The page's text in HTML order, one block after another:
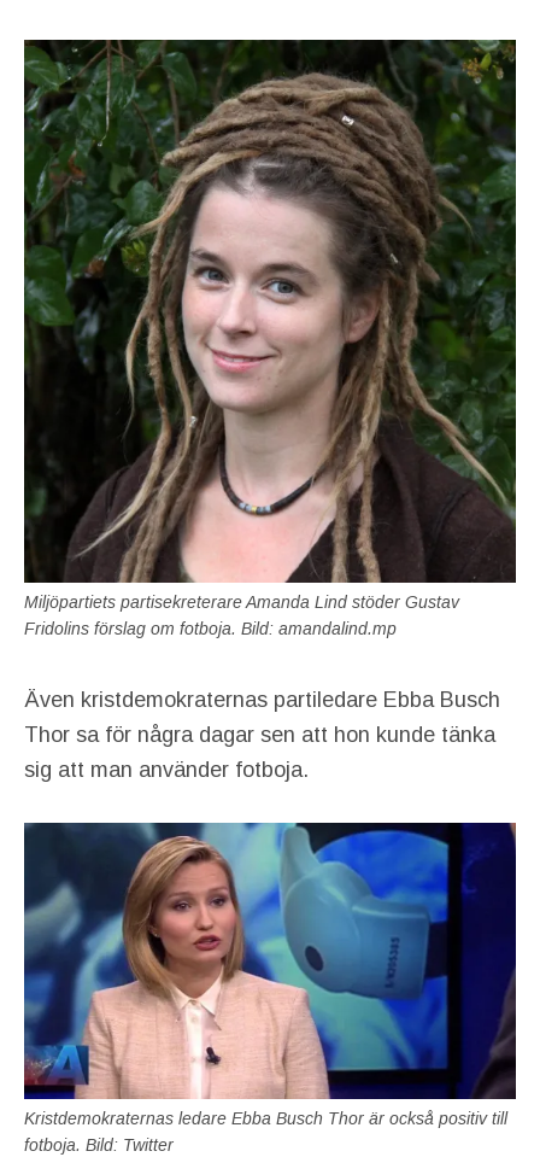
Miljöpartiets partisekreterare Amanda Lind stöder Gustav
Fridolins förslag om fotboja. Bild: amandalind.mp
Även kristdemokraternas partiledare Ebba Busch
Thor sa för några dagar sen att hon kunde tänka
sig att man använder fotboja.
Kristdemokraternas ledare Ebba Busch Thor är också positiv till
fotboja. Bild: Twitter